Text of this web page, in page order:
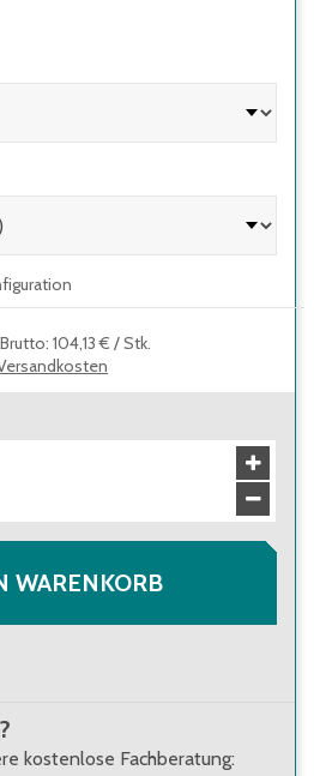
Brutto: 104,13 € /Stk.
WARENKORB
kostenlose Fachberatung: